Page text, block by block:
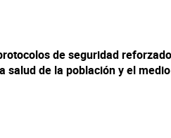
de seguridad
de la población y el